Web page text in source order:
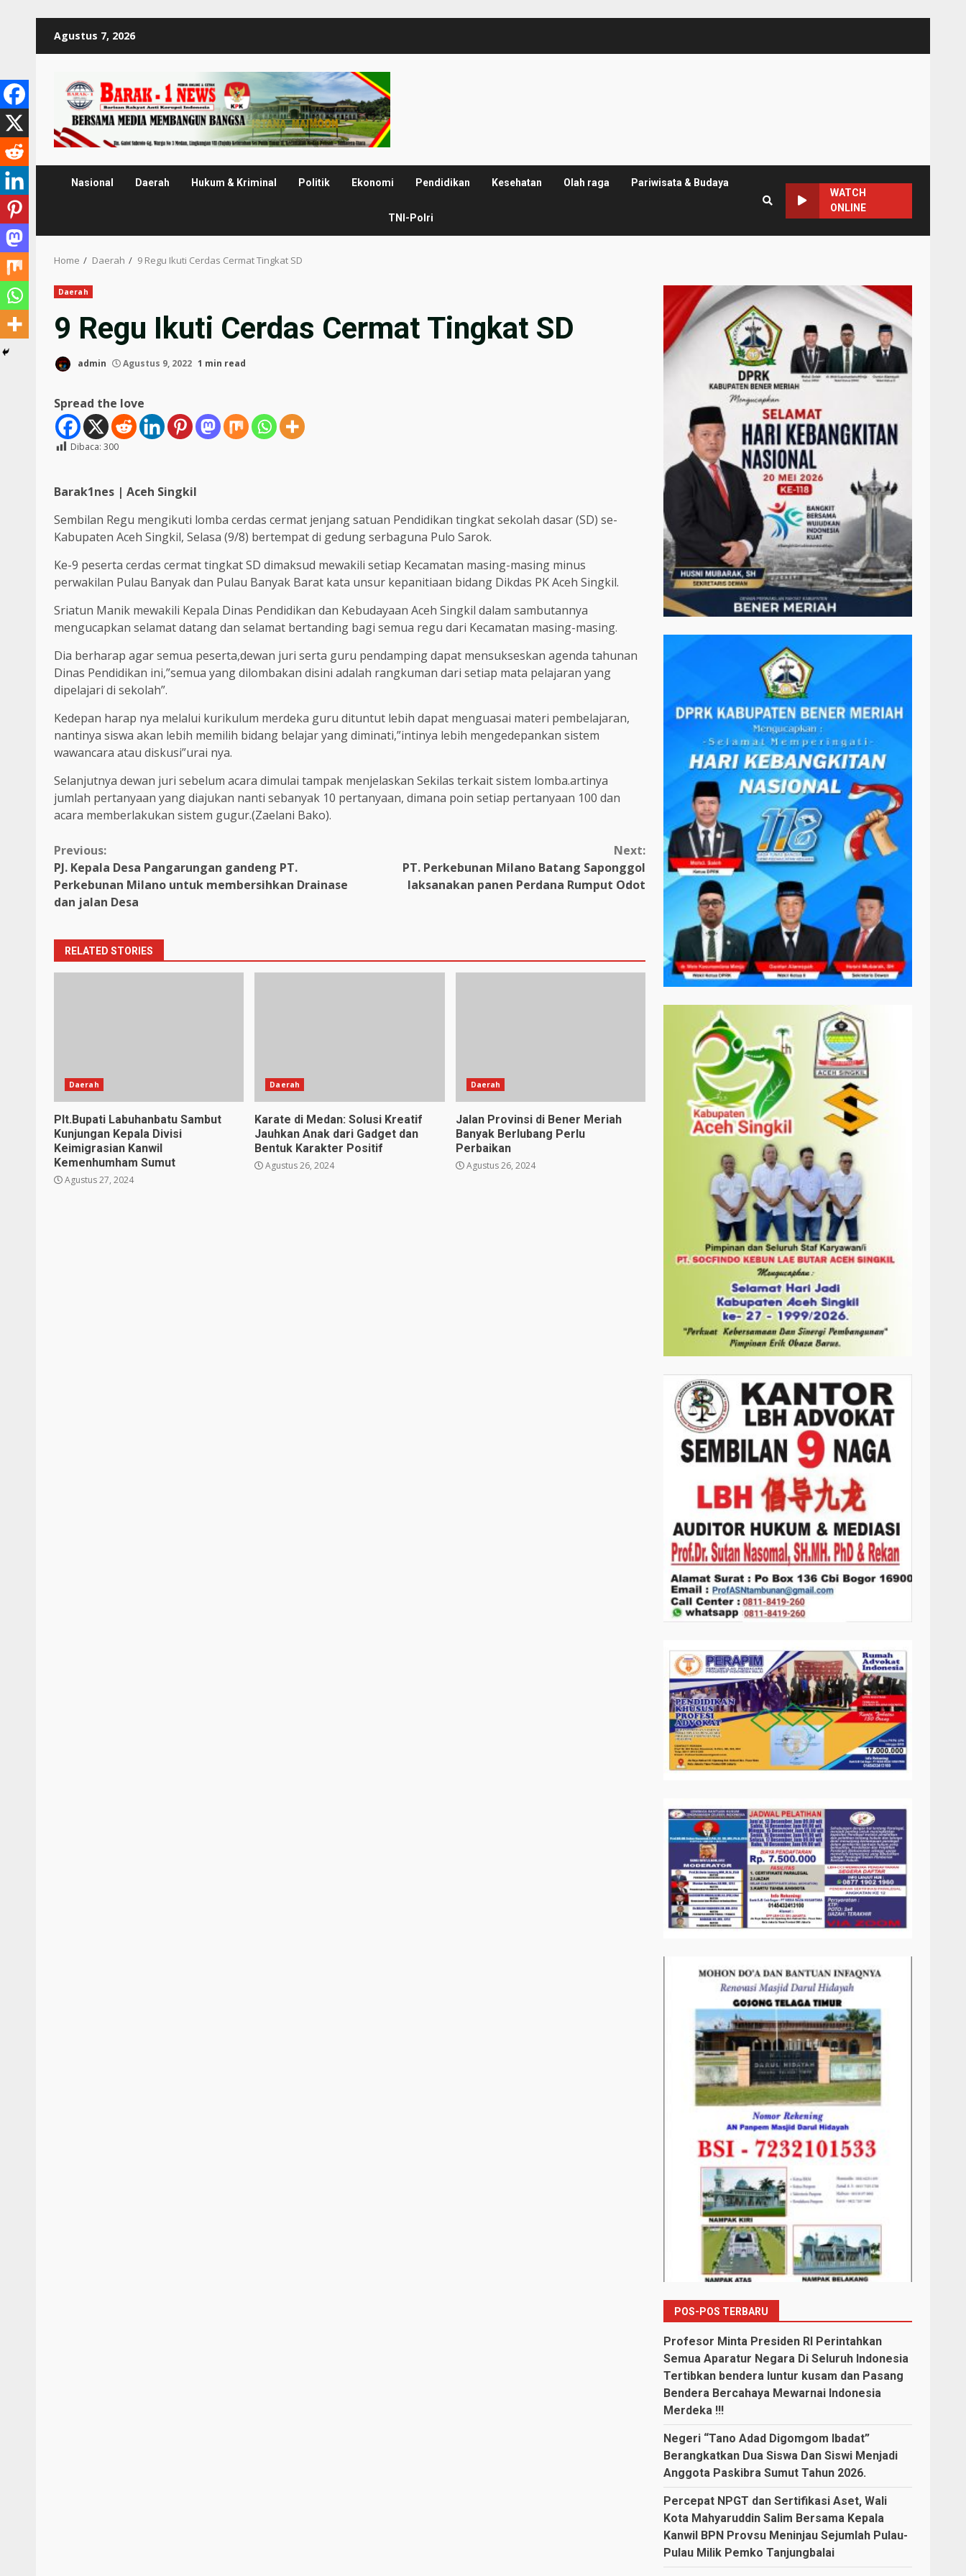
Agustus 7, 2026
Nasional Daerah Hukum & Kriminal Politik Ekonomi Pendidikan Kesehatan Olah raga Pariwisata & Budaya
TNI-Polri
WATCH
ONLINE
Home Daerah 9 Regu Ikuti Cerdas Cermat Tingkat SD
Daerah
9 Regu Ikuti Cerdas Cermat Tingkat SD
admin Agustus 9, 2022 1 min read
Spread the love
Dibaca: 300
Barak1nes | Aceh Singkil
Sembilan Regu mengikuti lomba cerdas cermat jenjang satuan Pendidikan tingkat sekolah dasar (SD) se-
Kabupaten Aceh Singkil, Selasa (9/8) bertempat di gedung serbaguna Pulo Sarok.
Ke-9 peserta cerdas cermat tingkat SD dimaksud mewakili setiap Kecamatan masing-masing minus
perwakilan Pulau Banyak dan Pulau Banyak Barat kata unsur kepanitiaan bidang Dikdas PK Aceh Singkil.
Sriatun Manik mewakili Kepala Dinas Pendidikan dan Kebudayaan Aceh Singkil dalam sambutannya
mengucapkan selamat datang dan selamat bertanding bagi semua regu dari Kecamatan masing-masing.
Dia berharap agar semua peserta,dewan juri serta guru pendamping dapat mensukseskan agenda tahunan
Dinas Pendidikan ini,”semua yang dilombakan disini adalah rangkuman dari setiap mata pelajaran yang
dipelajari di sekolah”.
Kedepan harap nya melalui kurikulum merdeka guru dituntut lebih dapat menguasai materi pembelajaran,
nantinya siswa akan lebih memilih bidang belajar yang diminati,”intinya lebih mengedepankan sistem
wawancara atau diskusi”urai nya.
Selanjutnya dewan juri sebelum acara dimulai tampak menjelaskan Sekilas terkait sistem lomba.artinya
jumlah pertanyaan yang diajukan nanti sebanyak 10 pertanyaan, dimana poin setiap pertanyaan 100 dan
acara memberlakukan sistem gugur.(Zaelani Bako).
Continue
Reading
Previous:
PJ. Kepala Desa Pangarungan gandeng PT.
Perkebunan Milano untuk membersihkan Drainase
dan jalan Desa
Next:
PT. Perkebunan Milano Batang Saponggol
laksanakan panen Perdana Rumput Odot
RELATED STORIES
Daerah
Plt.Bupati Labuhanbatu Sambut
Kunjungan Kepala Divisi
Keimigrasian Kanwil
Kemenhumham Sumut
Agustus 27, 2024
Daerah
Karate di Medan: Solusi Kreatif
Jauhkan Anak dari Gadget dan
Bentuk Karakter Positif
Agustus 26, 2024
Daerah
Jalan Provinsi di Bener Meriah
Banyak Berlubang Perlu
Perbaikan
Agustus 26, 2024
POS-POS TERBARU
Profesor Minta Presiden RI Perintahkan
Semua Aparatur Negara Di Seluruh Indonesia
Tertibkan bendera luntur kusam dan Pasang
Bendera Bercahaya Mewarnai Indonesia
Merdeka !!!
Negeri “Tano Adad Digomgom Ibadat”
Berangkatkan Dua Siswa Dan Siswi Menjadi
Anggota Paskibra Sumut Tahun 2026.
Percepat NPGT dan Sertifikasi Aset, Wali
Kota Mahyaruddin Salim Bersama Kepala
Kanwil BPN Provsu Meninjau Sejumlah Pulau-
Pulau Milik Pemko Tanjungbalai